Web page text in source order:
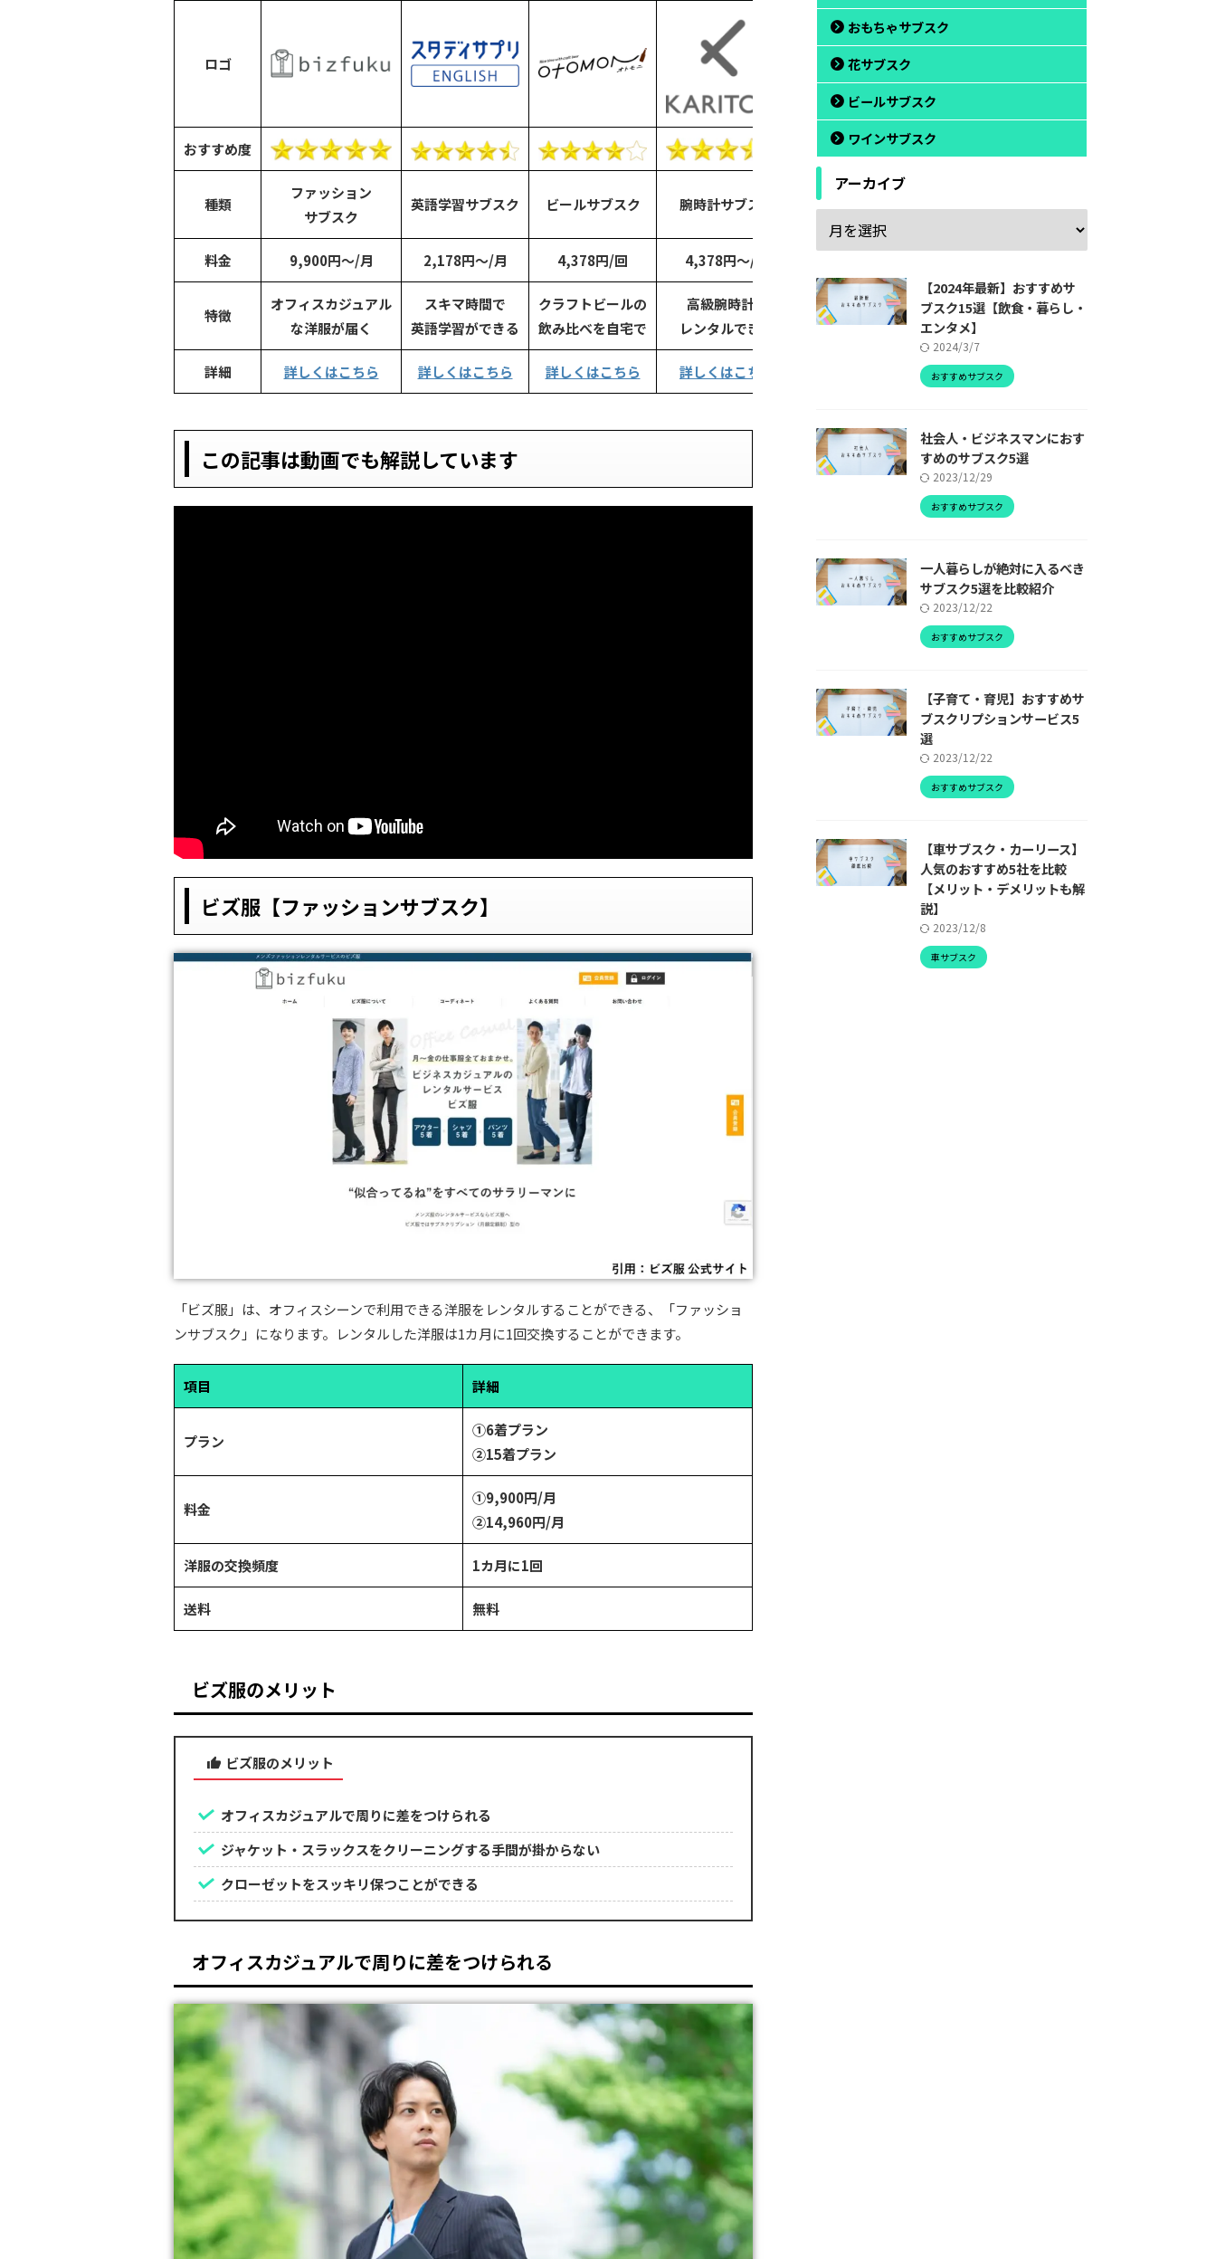
ロゴ
おすすめ度
種類
ファッション
サブスク
英語学習サブスク ビールサブスク 腕時計サブスク
料金 9,900円～/月 2,178円～/月 4,378円/回 4,378円～/月
特徴
オフィスカジュアル
な洋服が届く
スキマ時間で
英語学習ができる
クラフトビールの
飲み比べを自宅で
高級腕時計を
レンタルできる
用途に応じて革靴を
レンタルできる
詳細 詳しくはこちら 詳しくはこちら 詳しくはこちら 詳しくはこちら
この記事は動画でも解説しています
ビズ服【ファッションサブスク】
「ビズ服」は、オフィスシーンで利用できる洋服をレンタルすることができる、「ファッショ
ンサブスク」になります。レンタルした洋服は1カ月に1回交換することができます。
項目 詳細
プラン
①6着プラン
②15着プラン
料金
①9,900円/月
②14,960円/月
洋服の交換頻度 1カ月に1回
送料 無料
ビズ服のメリット
ビズ服のメリット
オフィスカジュアルで周りに差をつけられる
ジャケット・スラックスをクリーニングする手間が掛からない
クローゼットをスッキリ保つことができる
オフィスカジュアルで周りに差をつけられる
おもちゃサブスク
花サブスク
ビールサブスク
ワインサブスク
アーカイブ
【2024年最新】おすすめサ
ブスク15選【飲食・暮らし・
エンタメ】
2024/3/7
おすすめサブスク
社会人・ビジネスマンにおす
すめのサブスク5選
2023/12/29
おすすめサブスク
一人暮らしが絶対に入るべき
サブスク5選を比較紹介
2023/12/22
おすすめサブスク
【子育て・育児】おすすめサ
ブスクリプションサービス5
選
2023/12/22
おすすめサブスク
【車サブスク・カーリース】
人気のおすすめ5社を比較
【メリット・デメリットも解
説】
2023/12/8
車サブスク